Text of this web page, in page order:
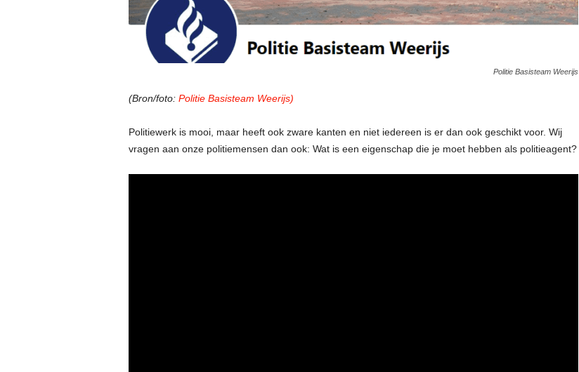
Politie Basisteam Weerijs
(Bron/foto:Politie Basisteam Weerijs)
Politiewerk is mooi, maar heeft ook zware kanten en niet iedereen is er dan ook geschikt voor. Wij
vragen aan onze politiemensen dan ook: Wat is een eigenschap die je moet hebben als politieagent?